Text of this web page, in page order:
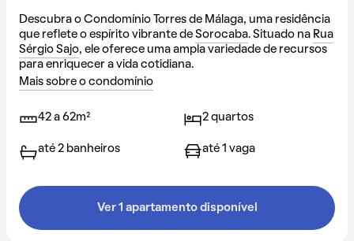
Descubra o Condomínio Torres de Málaga, uma residência
que reflete o espírito vibrante de Sorocaba. Situado na Rua
Sérgio Sajo, ele oferece uma ampla variedade de recursos
para enriquecer a vida cotidiana.
Mais sobre o condomínio
42 a 62m² 2 quartos
até 2 banheiros até 1 vaga
Ver 1 apartamento disponível